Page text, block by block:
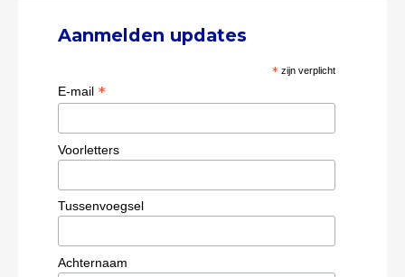
Aanmelden updates
* zijn verplicht
E-mail *
Voorletters
Tussenvoegsel
Achternaam